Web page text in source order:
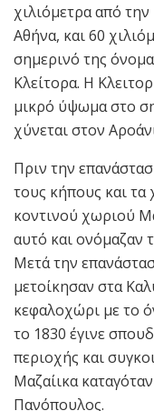
χιλιόμετρα από
Αθήνα, και 60
σημερινό της
Κλείτορα. Η
μικρό ύψωμα στο
χύνεται στον
Πριν την
τους κήπους και τα
κοντινού χωριού
αυτό και ονόμαζαν
Μετά την
μετοίκησαν στα
κεφαλοχώρι με το
το 1830 έγινε
περιοχής και
Μαζαίικα
Πανόπουλος.